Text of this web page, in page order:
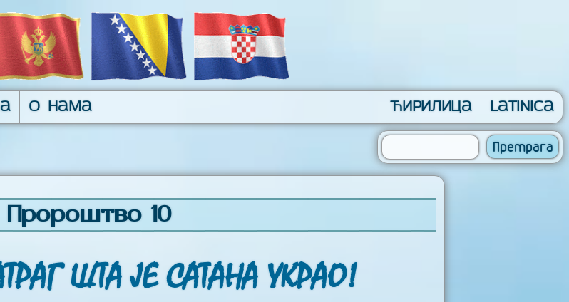
О нама Latinica
Ћирилица
Пророштво 10
ШТА ЈЕ САТАНА УКРАО!